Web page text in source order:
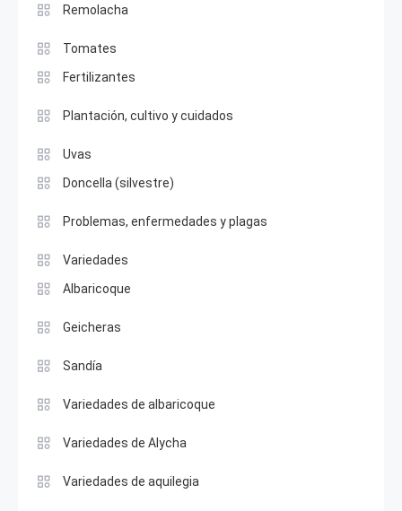
Remolacha
Tomates
Fertilizantes
Plantación, cultivo y cuidados
Uvas
Doncella (silvestre)
Problemas, enfermedades y plagas
Variedades
Albaricoque
Geicheras
Sandía
Variedades de albaricoque
Variedades de Alycha
Variedades de aquilegia